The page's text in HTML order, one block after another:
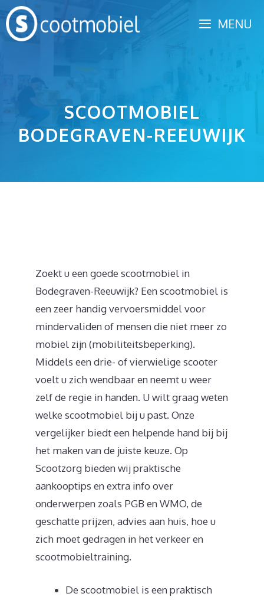
Spring
naar
inhoud
MENU
SCOOTMOBIEL
BODEGRAVEN-REEUWIJK
Zoekt u een goede scootmobiel in
Bodegraven-Reeuwijk? Een scootmobiel is
een zeer handig vervoersmiddel voor
mindervaliden of mensen die niet meer zo
mobiel zijn (mobiliteitsbeperking).
Middels een drie- of vierwielige scooter
voelt u zich wendbaar en neemt u weer
zelf de regie in handen. U wilt graag weten
welke scootmobiel bij u past. Onze
vergelijker biedt een helpende hand bij bij
het maken van de juiste keuze. Op
Scootzorg bieden wij praktische
aankooptips en extra info over
onderwerpen zoals PGB en WMO, de
geschatte prijzen, advies aan huis, hoe u
zich moet gedragen in het verkeer en
scootmobieltraining.
De scootmobiel is een praktisch